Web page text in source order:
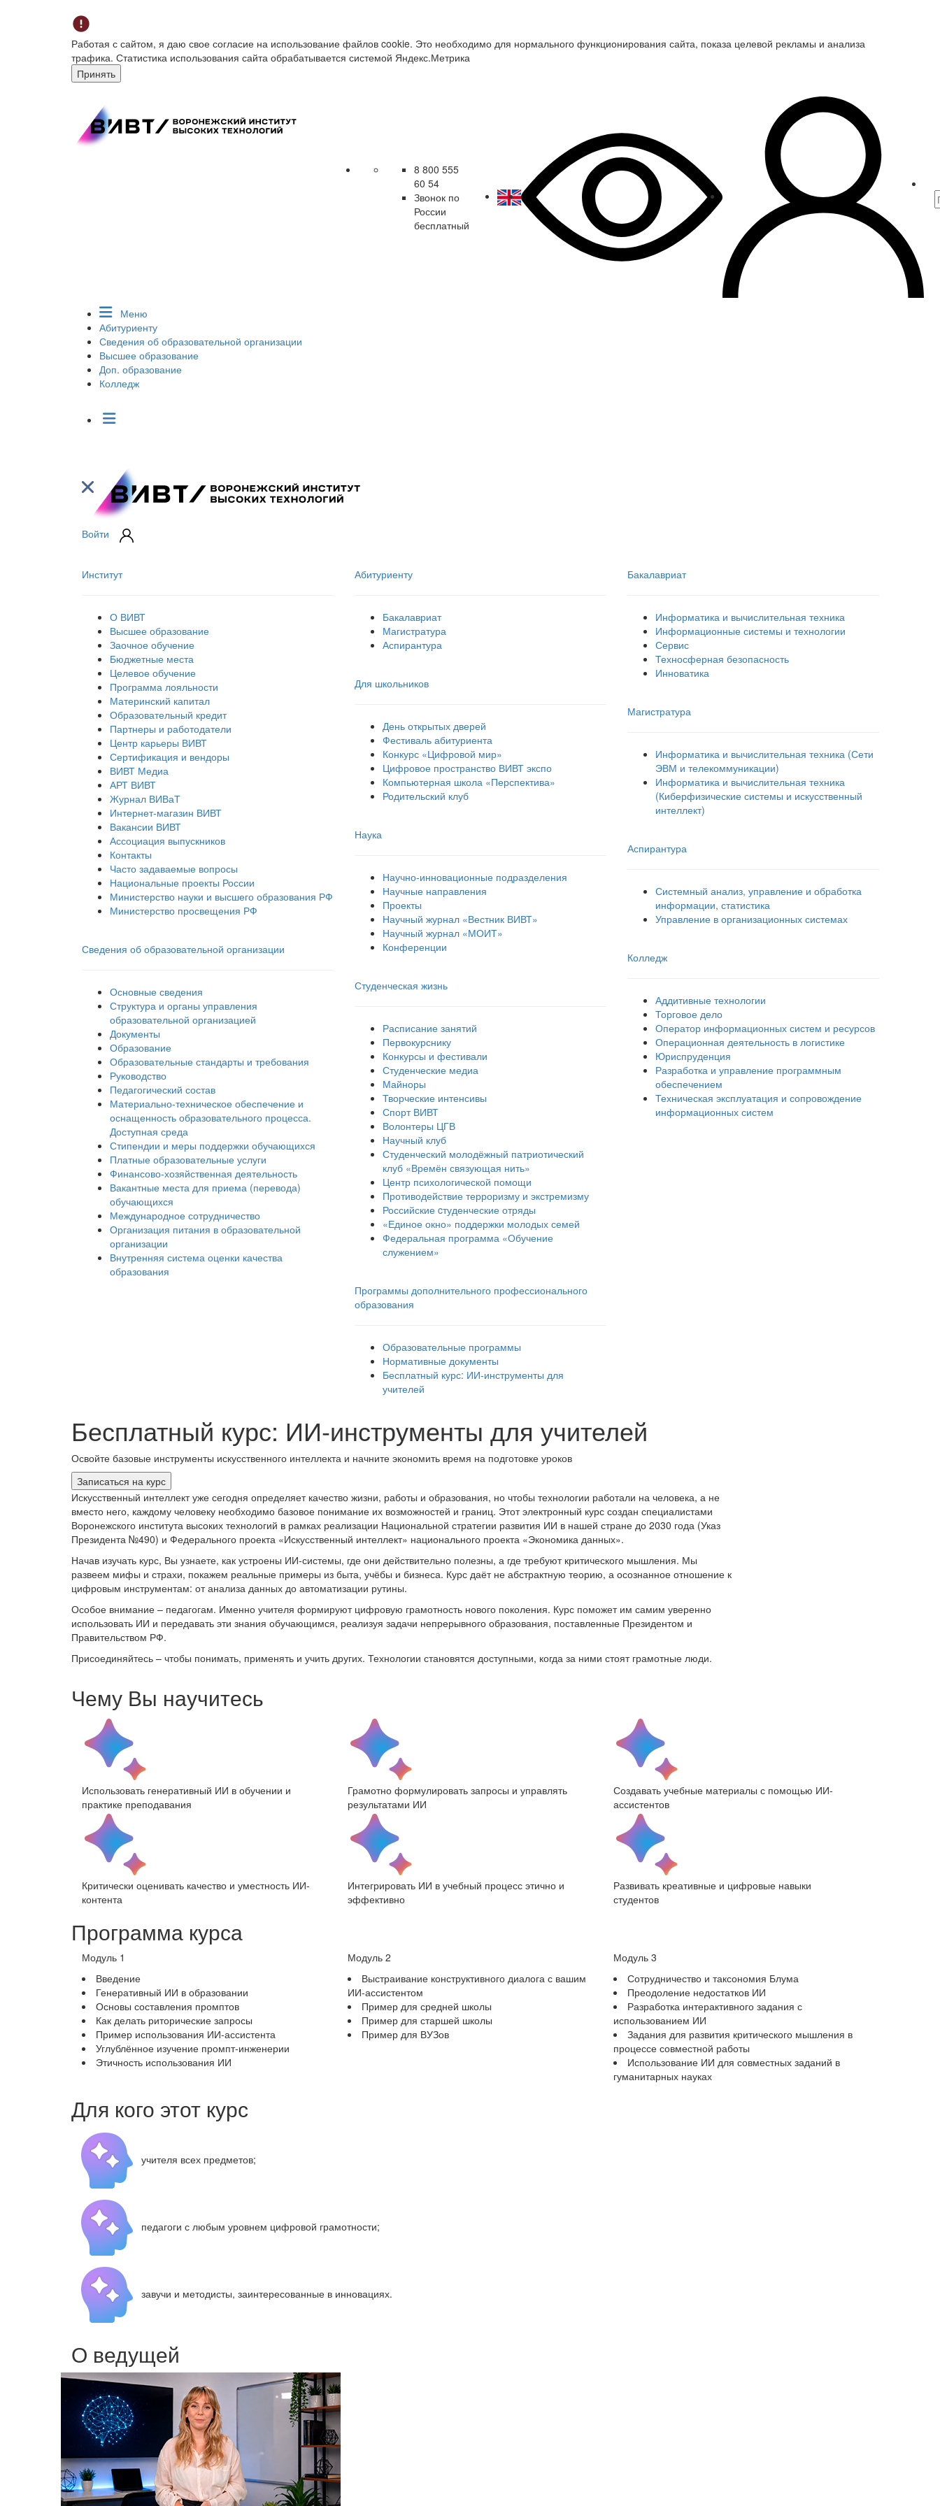
Работая с сайтом, я даю свое согласие на использование файлов cookie. Это необходимо для нормального функционирования сайта, показа целевой рекламы и анализа
трафика. Статистика использования сайта обрабатывается системой Яндекс.Метрика
Принять
8 800 555
60 54
Звонок по
России
бесплатный
Меню
Абитуриенту
Сведения об образовательной организации
Высшее образование
Доп. образование
Колледж
Войти
Институт
О ВИВТ
Высшее образование
Заочное обучение
Бюджетные места
Целевое обучение
Программа лояльности
Материнский капитал
Образовательный кредит
Партнеры и работодатели
Центр карьеры ВИВТ
Сертификация и вендоры
ВИВТ Медиа
АРТ ВИВТ
Журнал ВИВаТ
Интернет-магазин ВИВТ
Вакансии ВИВТ
Ассоциация выпускников
Контакты
Часто задаваемые вопросы
Национальные проекты России
Министерство науки и высшего образования РФ
Министерство просвещения РФ
Сведения об образовательной организации
Основные сведения
Структура и органы управления
образовательной организацией
Документы
Образование
Образовательные стандарты и требования
Руководство
Педагогический состав
Материально-техническое обеспечение и
оснащенность образовательного процесса.
Доступная среда
Стипендии и меры поддержки обучающихся
Платные образовательные услуги
Финансово-хозяйственная деятельность
Вакантные места для приема (перевода)
обучающихся
Международное сотрудничество
Организация питания в образовательной
организации
Внутренняя система оценки качества
образования
Абитуриенту
Бакалавриат
Магистратура
Аспирантура
Для школьников
День открытых дверей
Фестиваль абитуриента
Конкурс «Цифровой мир»
Цифровое пространство ВИВТ экспо
Компьютерная школа «Перспектива»
Родительский клуб
Наука
Научно-инновационные подразделения
Научные направления
Проекты
Научный журнал «Вестник ВИВТ»
Научный журнал «МОИТ»
Конференции
Студенческая жизнь
Расписание занятий
Первокурснику
Конкурсы и фестивали
Студенческие медиа
Майноры
Творческие интенсивы
Спорт ВИВТ
Волонтеры ЦГВ
Научный клуб
Студенческий молодёжный патриотический
клуб «Времён связующая нить»
Центр психологической помощи
Противодействие терроризму и экстремизму
Российские cтуденческие отряды
«Единое окно» поддержки молодых семей
Федеральная программа «Обучение
служением»
Программы дополнительного профессионального
образования
Образовательные программы
Нормативные документы
Бесплатный курс: ИИ‑инструменты для
учителей
Бакалавриат
Информатика и вычислительная техника
Информационные системы и технологии
Сервис
Техносферная безопасность
Инноватика
Магистратура
Информатика и вычислительная техника (Сети
ЭВМ и телекоммуникации)
Информатика и вычислительная техника
(Киберфизические системы и искусственный
интеллект)
Аспирантура
Системный анализ, управление и обработка
информации, статистика
Управление в организационных системах
Колледж
Аддитивные технологии
Торговое дело
Оператор информационных систем и ресурсов
Операционная деятельность в логистике
Юриспруденция
Разработка и управление программным
обеспечением
Техническая эксплуатация и сопровождение
информационных систем
Бесплатный курс: ИИ‑инструменты для учителей
Освойте базовые инструменты искусственного интеллекта и начните экономить время на подготовке уроков
Записаться на курс
Искусственный интеллект уже сегодня определяет качество жизни, работы и образования, но чтобы технологии работали на человека, а не
вместо него, каждому человеку необходимо базовое понимание их возможностей и границ. Этот электронный курс создан специалистами
Воронежского института высоких технологий в рамках реализации Национальной стратегии развития ИИ в нашей стране до 2030 года (Указ
Президента №490) и Федерального проекта «Искусственный интеллект» национального проекта «Экономика данных».
Начав изучать курс, Вы узнаете, как устроены ИИ‑системы, где они действительно полезны, а где требуют критического мышления. Мы
развеем мифы и страхи, покажем реальные примеры из быта, учёбы и бизнеса. Курс даёт не абстрактную теорию, а осознанное отношение к
цифровым инструментам: от анализа данных до автоматизации рутины.
Особое внимание – педагогам. Именно учителя формируют цифровую грамотность нового поколения. Курс поможет им самим уверенно
использовать ИИ и передавать эти знания обучающимся, реализуя задачи непрерывного образования, поставленные Президентом и
Правительством РФ.
Присоединяйтесь – чтобы понимать, применять и учить других. Технологии становятся доступными, когда за ними стоят грамотные люди.
Чему Вы научитесь
Использовать генеративный ИИ в обучении и
практике преподавания
Грамотно формулировать запросы и управлять
результатами ИИ
Создавать учебные материалы с помощью ИИ-
ассистентов
Критически оценивать качество и уместность ИИ-
контента
Интегрировать ИИ в учебный процесс этично и
эффективно
Развивать креативные и цифровые навыки
студентов
Программа курса
Модуль 1
Введение
Генеративный ИИ в образовании
Основы составления промптов
Как делать риторические запросы
Пример использования ИИ-ассистента
Углублённое изучение промпт‑инженерии
Этичность использования ИИ
Модуль 2
Выстраивание конструктивного диалога с вашим
ИИ-ассистентом
Пример для средней школы
Пример для старшей школы
Пример для ВУЗов
Модуль 3
Сотрудничество и таксономия Блума
Преодоление недостатков ИИ
Разработка интерактивного задания с
использованием ИИ
Задания для развития критического мышления в
процессе совместной работы
Использование ИИ для совместных заданий в
гуманитарных науках
Для кого этот курс
учителя всех предметов;
педагоги с любым уровнем цифровой грамотности;
завучи и методисты, заинтересованные в инновациях.
О ведущей